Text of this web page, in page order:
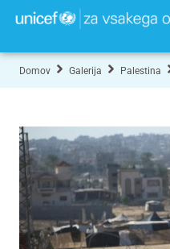
Domov Galerija Palestina